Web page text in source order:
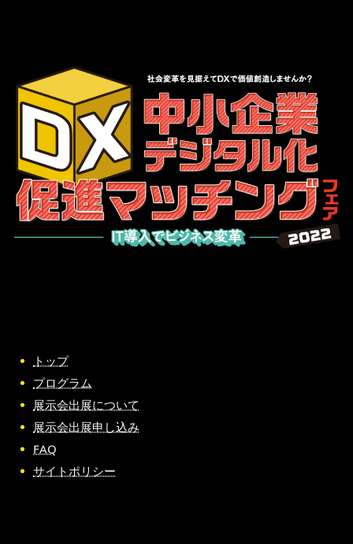
トップ
プログラム
展示会出展について
展示会出展申し込み
FAQ
サイトポリシー